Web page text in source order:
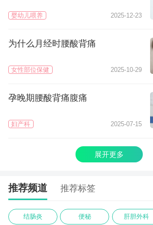
婴幼儿喂养 2025-12-23
为什么月经时腰酸背痛
女性部位保健 2025-10-29
孕晚期腰酸背痛腹痛
妇产科 2025-07-15
展开更多
推荐频道 推荐标签
结肠炎 便秘 肝胆外科